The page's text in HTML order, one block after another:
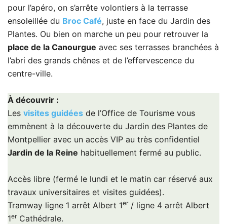
pour l’apéro, on s’arrête volontiers à la terrasse
ensoleillée du Broc Café, juste en face du Jardin des
Plantes. Ou bien on marche un peu pour retrouver la
place de la Canourgue avec ses terrasses branchées à
l’abri des grands chênes et de l’effervescence du
centre-ville.
À découvrir :
Les visites guidées de l’Office de Tourisme vous
emmènent à la découverte du Jardin des Plantes de
Montpellier avec un accès VIP au très confidentiel
Jardin de la Reine habituellement fermé au public.
Accès libre (fermé le lundi et le matin car réservé aux
travaux universitaires et visites guidées).
Tramway ligne 1 arrêt Albert 1er/ ligne 4 arrêt Albert
1erCathédrale.